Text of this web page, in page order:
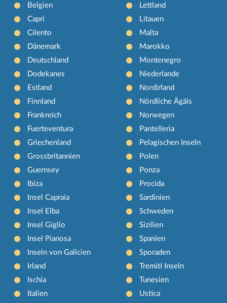
Belgien
Capri
Cilento
Dänemark
Deutschland
Dodekanes
Estland
Finnland
Frankreich
Fuerteventura
Griechenland
Grossbritannien
Guernsey
Ibiza
Insel Capraia
Insel Elba
Insel Giglio
Insel Pianosa
Inseln von Galicien
Irland
Ischia
Italien
Lettland
Litauen
Malta
Marokko
Montenegro
Niederlande
Nordirland
Nördliche Ägäis
Norwegen
Pantelleria
Pelagischen Inseln
Polen
Ponza
Procida
Sardinien
Schweden
Sizilien
Spanien
Sporaden
Tremiti Inseln
Tunesien
Ustica